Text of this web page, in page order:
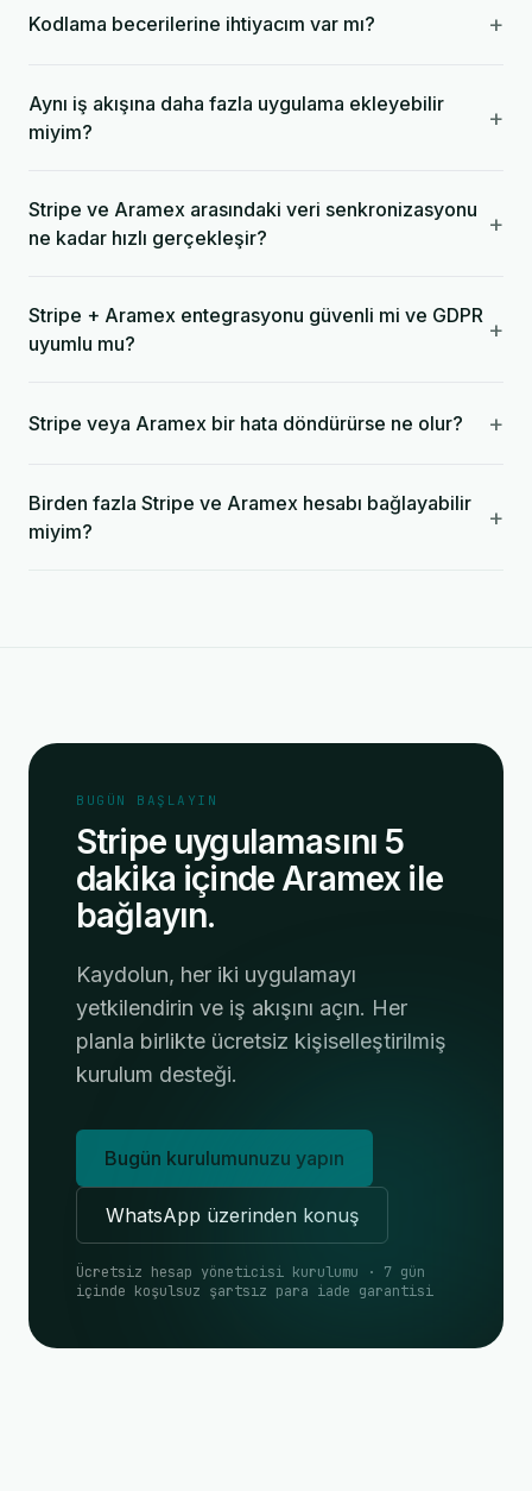
Kodlama becerilerine ihtiyacım var mı? +
Aynı iş akışına daha fazla uygulama ekleyebilir
miyim?
+
Stripe ve Aramex arasındaki veri senkronizasyonu
ne kadar hızlı gerçekleşir?
+
Stripe + Aramex entegrasyonu güvenli mi ve GDPR
uyumlu mu?
+
Stripe veya Aramex bir hata döndürürse ne olur? +
Birden fazla Stripe ve Aramex hesabı bağlayabilir
miyim?
+
BUGÜN BAŞLAYIN
Stripe uygulamasını 5
dakika içinde Aramex ile
bağlayın.
Kaydolun, her iki uygulamayı
yetkilendirin ve iş akışını açın. Her
planla birlikte ücretsiz kişiselleştirilmiş
kurulum desteği.
Bugün kurulumunuzu yapın
WhatsApp üzerinden konuş
Ücretsiz hesap yöneticisi kurulumu · 7 gün
içinde koşulsuz şartsız para iade garantisi